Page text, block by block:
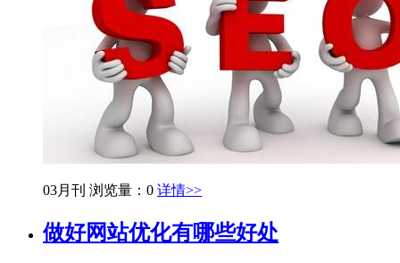
03月刊 浏览量：0 详情>>
做好网站优化有哪些好处